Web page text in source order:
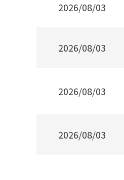
2026/08/03
2026/08/03
2026/08/03
2026/08/03